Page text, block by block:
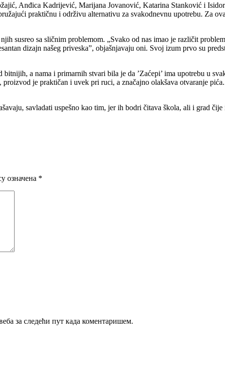
Anđica Kadrijević, Marijana Jovanović, Katarina Stanković i
praktičnu i održivu alternativu za svakodnevnu upotrebu. Za
susreo sa sličnim problemom. „Svako od nas imao je različit
dizajn našeg priveska”, objašnjavaju oni. Svoj izum prvo su
a nama i primarnih stvari bila je da ’Zaćepi’ ima upotrebu u
je praktičan i uvek pri ruci, a značajno olakšava otvaranje
savladati uspešno kao tim, jer ih bodri čitava škola, ali i grad
означена *
за следећи пут када коментаришем.